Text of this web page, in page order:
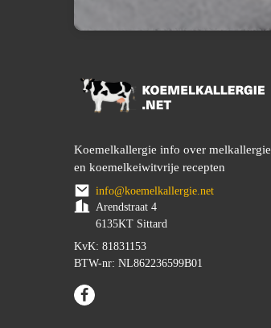
Koemelkallergie info over melkallergie
en koemelkeiwitvrije recepten
info@koemelkallergie.net
Arendstraat 4
6135KT Sittard
KvK: 81831153
BTW-nr: NL862236599B01